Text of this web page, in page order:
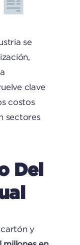
se
clave
costos
sectores
Del
y